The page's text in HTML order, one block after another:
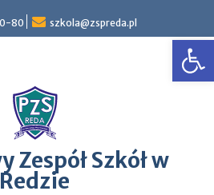
80 szkola@zspreda.pl
Zespół Szkół w
Redzie